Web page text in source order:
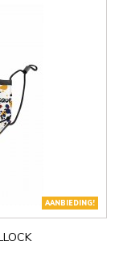
AANBIEDING!